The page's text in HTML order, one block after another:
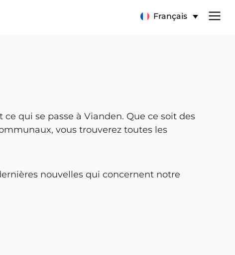
Français
qui se passe à Vianden. Que ce soit des
vous trouverez toutes les
nouvelles qui concernent notre